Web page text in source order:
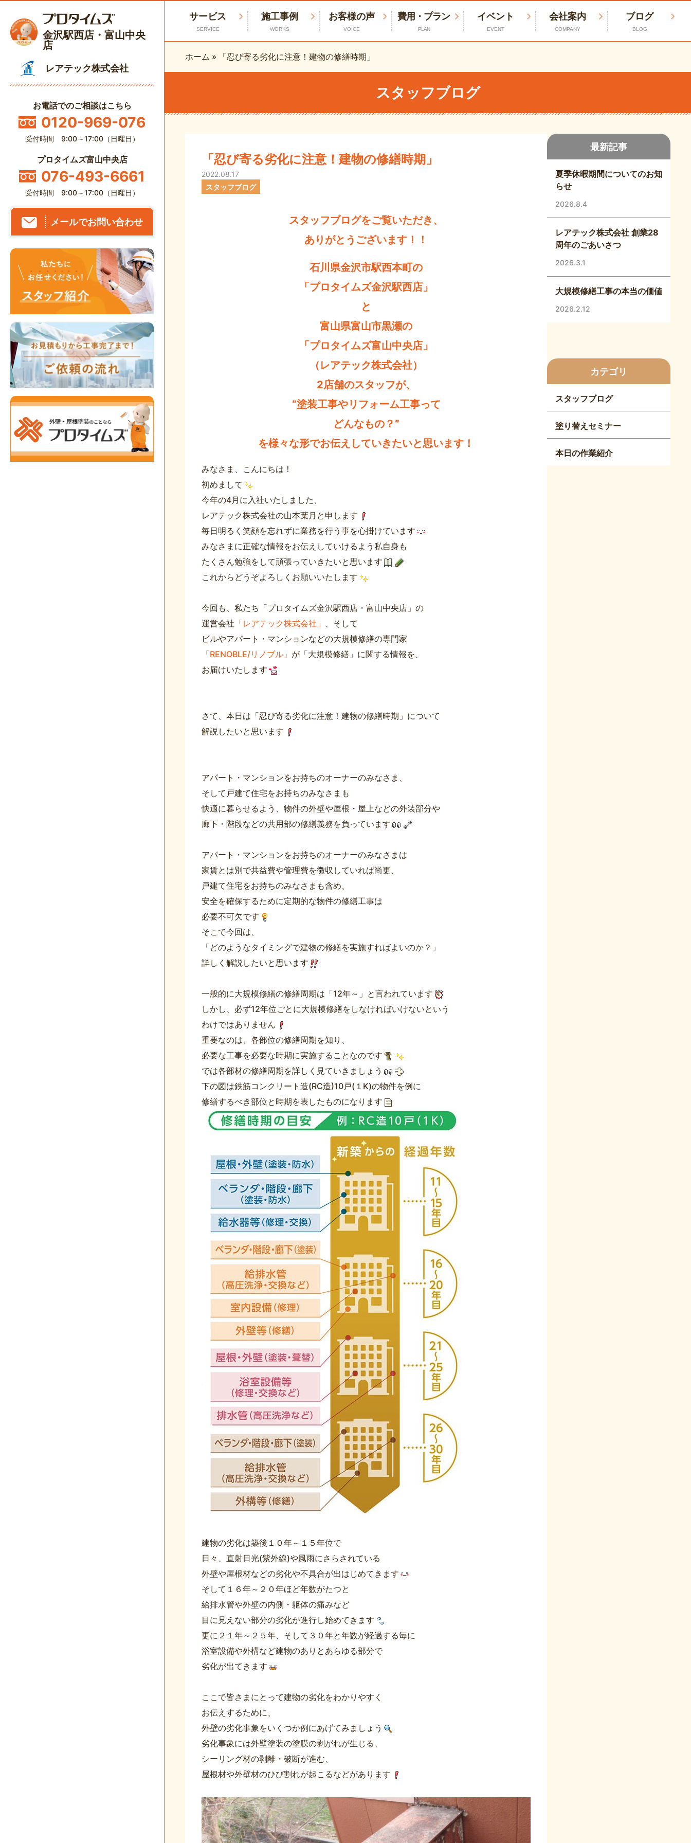
金沢駅西店・富山中央
店
レアテック株式会社
お電話でのご相談はこちら
0120-969-076
受付時間 9:00～17:00（日曜日）
プロタイムズ富山中央店
076-493-6661
受付時間 9:00～17:00（日曜日）
メールでお問い合わせ
サービス
SERVICE
施工事例
WORKS
お客様の声
VOICE
費用・プラン
PLAN
イベント
EVENT
会社案内
COMPANY
ブログ
BLOG
ホーム » 「忍び寄る劣化に注意！建物の修繕時期」
スタッフブログ
「忍び寄る劣化に注意！建物の修繕時期」
2022.08.17
スタッフブログ
スタッフブログをご覧いただき、
ありがとうございます！！
石川県金沢市駅西本町の
「プロタイムズ金沢駅西店」
と
富山県富山市黒瀬の
「プロタイムズ富山中央店」
（レアテック株式会社）
2店舗のスタッフが、
”塗装工事やリフォーム工事って
どんなもの？”
を様々な形でお伝えしていきたいと思います！
みなさま、こんにちは！
初めまして
今年の4月に入社いたしました、
レアテック株式会社の山本葉月と申します
毎日明るく笑顔を忘れずに業務を行う事を心掛けています
みなさまに正確な情報をお伝えしていけるよう私自身も
たくさん勉強をして頑張っていきたいと思います
これからどうぞよろしくお願いいたします
今回も、私たち「プロタイムズ金沢駅西店・富山中央店」の
運営会社 「レアテック株式会社」 、そして
ビルやアパート・マンションなどの大規模修繕の専門家
「RENOBLE/リノブル」 が「大規模修繕」に関する情報を、
お届けいたします
さて、本日は「忍び寄る劣化に注意！建物の修繕時期」について
解説したいと思います
アパート・マンションをお持ちのオーナーのみなさま、
そして戸建て住宅をお持ちのみなさまも
快適に暮らせるよう、物件の外壁や屋根・屋上などの外装部分や
廊下・階段などの共用部の修繕義務を負っています
アパート・マンションをお持ちのオーナーのみなさまは
家賃とは別で共益費や管理費を徴収していれば尚更、
戸建て住宅をお持ちのみなさまも含め、
安全を確保するために定期的な物件の修繕工事は
必要不可欠です
そこで今回は、
「どのようなタイミングで建物の修繕を実施すればよいのか？」
詳しく解説したいと思います
一般的に大規模修繕の修繕周期は「12年～」と言われています
しかし、必ず12年位ごとに大規模修繕をしなければいけないという
わけではありません
重要なのは、各部位の修繕周期を知り、
必要な工事を必要な時期に実施することなのです
では各部材の修繕周期を詳しく見ていきましょう
下の図は鉄筋コンクリート造(RC造)10戸(１K)の物件を例に
修繕するべき部位と時期を表したものになります
建物の劣化は築後１０年～１５年位で
日々、直射日光(紫外線)や風雨にさらされている
外壁や屋根材などの劣化や不具合が出はじめてきます
そして１６年～２０年ほど年数がたつと
給排水管や外壁の内側・躯体の痛みなど
目に見えない部分の劣化が進行し始めてきます
更に２１年～２５年、そして３０年と年数が経過する毎に
浴室設備や外構など建物のありとあらゆる部分で
劣化が出てきます
ここで皆さまにとって建物の劣化をわかりやすく
お伝えするために、
外壁の劣化事象をいくつか例にあげてみましょう
劣化事象には外壁塗装の塗膜の剥がれが生じる、
シーリング材の剥離・破断が進む、
屋根材や外壁材のひび割れが起こるなどがあります
最新記事
夏季休暇期間についてのお知
らせ
2026.8.4
レアテック株式会社 創業28
周年のごあいさつ
2026.3.1
大規模修繕工事の本当の価値
2026.2.12
カテゴリ
スタッフブログ
塗り替えセミナー
本日の作業紹介